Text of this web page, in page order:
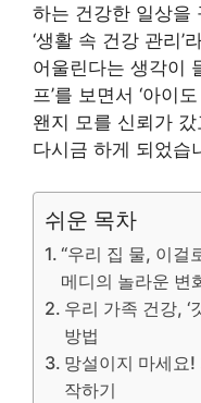
하는 건강한 일상을
‘생활 속 건강 관리’
어울린다는 생각이
프’를 보면서 ‘아이
왠지 모를 신뢰가
다시금 하게 되었습
쉬운 목차
“우리 집 물, 이걸
메디의 놀라운 변
우리 가족 건강, ‘
방법
망설이지 마세요!
작하기